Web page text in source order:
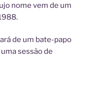
nome vem de um
de um bate-papo
sessão de